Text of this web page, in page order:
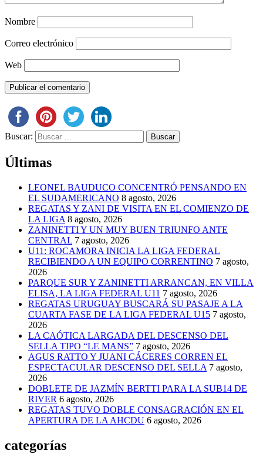
Nombre
Correo electrónico
Web
Buscar:
Últimas
LEONEL BAUDUCO CONCENTRÓ PENSANDO EN
EL SUDAMERICANO 8 agosto, 2026
REGATAS Y ZANI DE VISITA EN EL COMIENZO DE
LA LIGA 8 agosto, 2026
ZANINETTI Y UN MUY BUEN TRIUNFO ANTE
CENTRAL 7 agosto, 2026
U11: ROCAMORA INICIA LA LIGA FEDERAL
RECIBIENDO A UN EQUIPO CORRENTINO 7 agosto,
2026
PARQUE SUR Y ZANINETTI ARRANCAN, EN VILLA
ELISA, LA LIGA FEDERAL U11 7 agosto, 2026
REGATAS URUGUAY BUSCARÁ SU PASAJE A LA
CUARTA FASE DE LA LIGA FEDERAL U15 7 agosto,
2026
LA CAÓTICA LARGADA DEL DESCENSO DEL
SELLA TIPO “LE MANS” 7 agosto, 2026
AGUS RATTO Y JUANI CÁCERES CORREN EL
ESPECTACULAR DESCENSO DEL SELLA 7 agosto,
2026
DOBLETE DE JAZMÍN BERTTI PARA LA SUB14 DE
RIVER 6 agosto, 2026
REGATAS TUVO DOBLE CONSAGRACIÓN EN EL
APERTURA DE LA AHCDU 6 agosto, 2026
categorías